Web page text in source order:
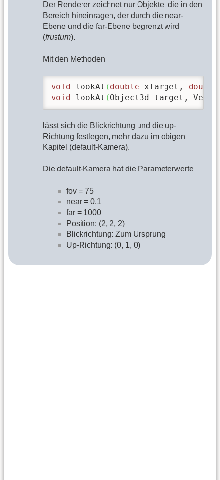
Der Renderer zeichnet nur Objekte, die in den
Bereich hineinragen, der durch die near-
Ebene und die far-Ebene begrenzt wird
(frustum).
Mit den Methoden
void lookAt ( double xTarget, double
void
lookAt ( Object3d target,
lässt sich die Blickrichtung und die up-
Richtung festlegen, mehr dazu im obigen
Kapitel (default-Kamera).
Die default-Kamera hat die Parameterwerte
fov = 75
near = 0.1
far = 1000
Position: (2, 2, 2)
Blickrichtung: Zum Ursprung
Up-Richtung: (0, 1, 0)